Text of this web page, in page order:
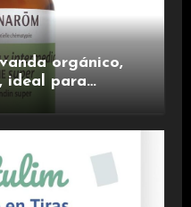
orgánico,
ideal para